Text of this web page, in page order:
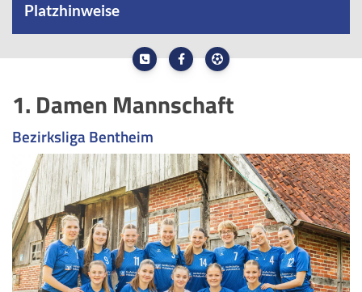
Platzhinweise
HIER GEHT ES ZU DEN AKTUELLEN PLATZHINWEISEN
1. Damen Mannschaft
Bezirksliga Bentheim